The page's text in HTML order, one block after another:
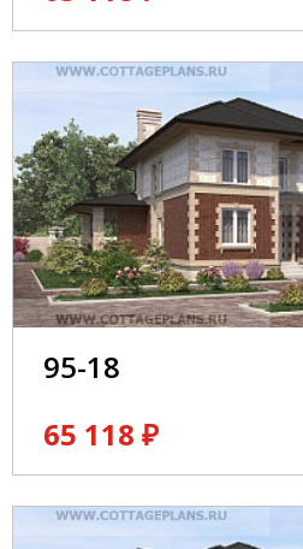
95-18
65 118 ₽